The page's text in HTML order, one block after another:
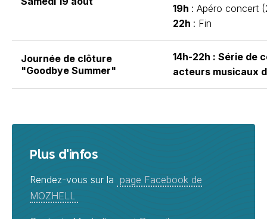
19h : Apéro concert
22h : Fin
Journée de clôture
"Goodbye Summer"
14h-22h : Série de
acteurs musicaux
Plus d'infos
Rendez-vous sur la page Facebook de
MOZHELL